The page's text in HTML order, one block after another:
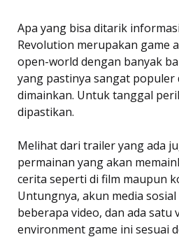
Apa yang bisa ditarik
Revolution merupakan game
open-world dengan banyak
yang pastinya sangat
dimainkan. Untuk tanggal
dipastikan.
Melihat dari trailer yang ada
permainan yang akan
cerita seperti di film maupun
Untungnya, akun media
beberapa video, dan ada
environment game ini sesuai